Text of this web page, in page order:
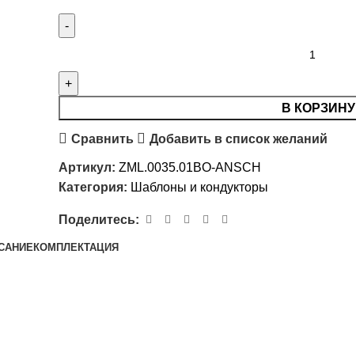
В КОРЗИНУ
Сравнить Добавить в список желаний
Артикул: ZML.0035.01BO-ANSCH
Категория: Шаблоны и кондукторы
Поделитесь:
КОМПЛЕКТАЦИЯ